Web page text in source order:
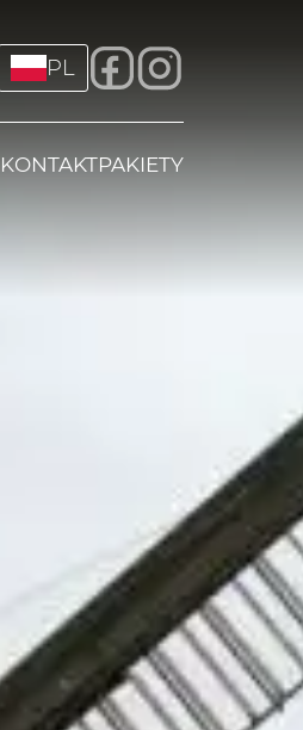
PL
KONTAKTPAKIETY